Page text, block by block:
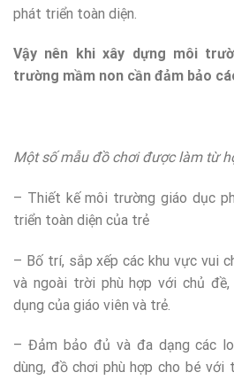
phát triển toàn diện.
Vậy nên khi xây dựng môi
trường mầm non cần đảm bảo
Một số mẫu đồ chơi được làm từ
– Thiết kế môi trường giáo dục
triển toàn diện của trẻ
– Bố trí, sắp xếp các khu vực vui
và ngoài trời phù hợp với chủ
dụng của giáo viên và trẻ.
– Đảm bảo đủ và đa dạng các
dùng, đồ chơi phù hợp cho bé với